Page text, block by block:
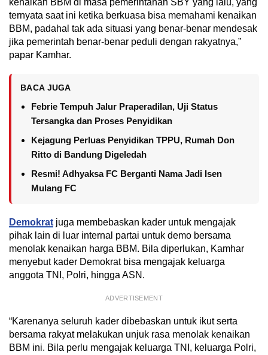
kenaikan BBM di masa pemerintahan SBY yang lalu, yang
ternyata saat ini ketika berkuasa bisa memahami kenaikan
BBM, padahal tak ada situasi yang benar-benar mendesak
jika pemerintah benar-benar peduli dengan rakyatnya,”
papar Kamhar.
BACA JUGA
Febrie Tempuh Jalur Praperadilan, Uji Status
Tersangka dan Proses Penyidikan
Kejagung Perluas Penyidikan TPPU, Rumah Don
Ritto di Bandung Digeledah
Resmi! Adhyaksa FC Berganti Nama Jadi Isen
Mulang FC
Demokrat juga membebaskan kader untuk mengajak
pihak lain di luar internal partai untuk demo bersama
menolak kenaikan harga BBM. Bila diperlukan, Kamhar
menyebut kader Demokrat bisa mengajak keluarga
anggota TNI, Polri, hingga ASN.
ADVERTISEMENT
“Karenanya seluruh kader dibebaskan untuk ikut serta
bersama rakyat melakukan unjuk rasa menolak kenaikan
BBM ini. Bila perlu mengajak keluarga TNI, keluarga Polri,